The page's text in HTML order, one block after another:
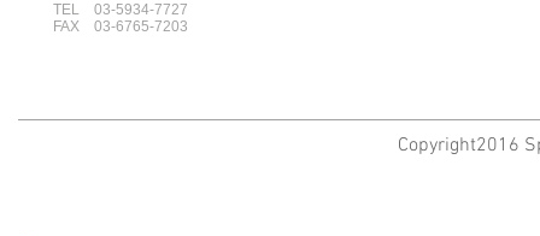
TEL 03-5934-7727
FAX 03-6765-7203
Copyright2016